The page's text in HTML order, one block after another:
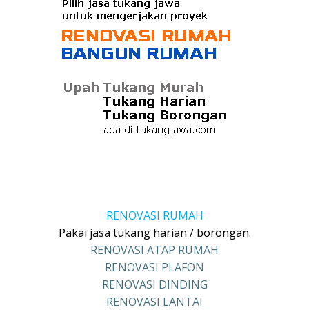
RENOVASI RUMAH
Pakai jasa tukang harian / borongan.
RENOVASI ATAP RUMAH
RENOVASI PLAFON
RENOVASI DINDING
RENOVASI LANTAI